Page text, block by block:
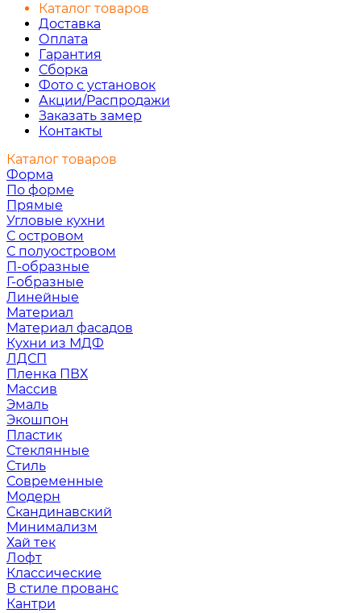
Каталог товаров
Доставка
Оплата
Гарантия
Сборка
Фото с установок
Акции/Распродажи
Заказать замер
Контакты
Каталог товаров
Форма
По форме
Прямые
Угловые кухни
С островом
С полуостровом
П-образные
Г-образные
Линейные
Материал
Материал фасадов
Кухни из МДФ
ЛДСП
Пленка ПВХ
Массив
Эмаль
Экошпон
Пластик
Стеклянные
Стиль
Современные
Модерн
Скандинавский
Минимализм
Хай тек
Лофт
Классические
В стиле прованс
Кантри